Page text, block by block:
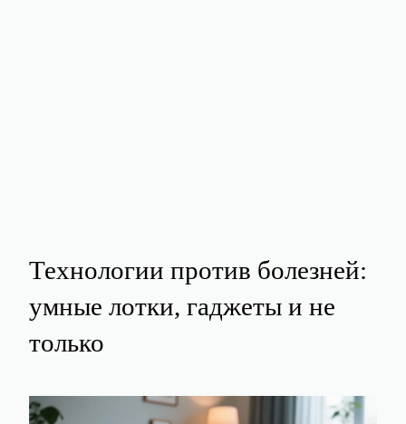
Технологии против болезней:
умные лотки, гаджеты и не
только